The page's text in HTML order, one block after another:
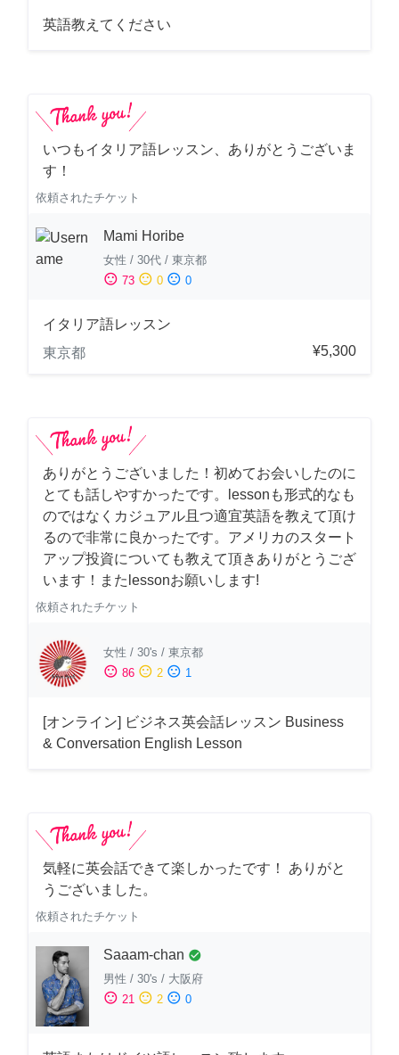
英語教えてください
いつもイタリア語レッスン、ありがとうございま
す！
依頼されたチケット
Mami Horibe
女性 / 30代 / 東京都
sentiment_satisfied 73 sentiment_neutral 0 sentiment_dissatisfied 0
イタリア語レッスン
東京都
¥5,300
ありがとうございました！初めてお会いしたのに
とても話しやすかったです。lessonも形式的なも
のではなくカジュアル且つ適宜英語を教えて頂け
るので非常に良かったです。アメリカのスタート
アップ投資についても教えて頂きありがとうござ
います！またlessonお願いします!
依頼されたチケット
女性 / 30's / 東京都
sentiment_satisfied 86 sentiment_neutral 2 sentiment_dissatisfied 1
[オンライン] ビジネス英会話レッスン Business
& Conversation English Lesson
気軽に英会話できて楽しかったです！ ありがと
うございました。
依頼されたチケット
Saaam-chan check_circle
男性 / 30's / 大阪府
sentiment_satisfied 21 sentiment_neutral 2 sentiment_dissatisfied 0